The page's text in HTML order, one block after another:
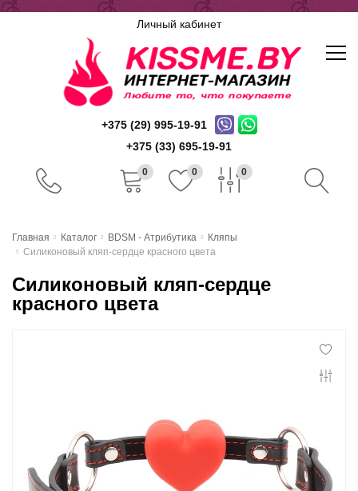
Личный кабинет
+375 (29) 995-19-91
+375 (33) 695-19-91
0 0 0
Доставка и оплата
Гарантии и возврат
Беспроцентная рассрочка
Главная Каталог BDSM - Атрибутика
Кляпы
Силиконовый кляп-сердце красного цвета
Силиконовый кляп-сердце
красного цвета